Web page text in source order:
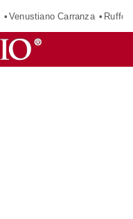
Venustiano Carranza Ruffo